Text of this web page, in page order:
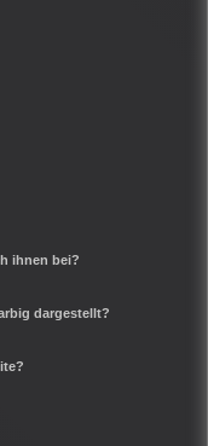
ihnen bei?
dargestellt?